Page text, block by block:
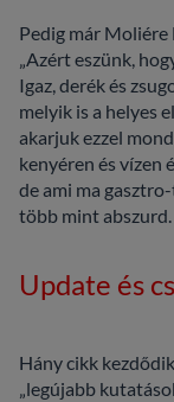
Pedig már Moliére
„Azért eszünk,
Igaz, derék és
melyik is a helyes
akarjuk ezzel
kenyéren és vízen
de ami ma
több mint abszurd.
Update és
Hány cikk
„legújabb